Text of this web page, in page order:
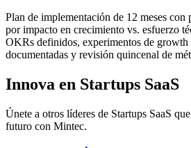
Plan de implementación de 12 meses
por impacto en crecimiento vs. esfuerzo
OKRs definidos, experimentos de growth
documentadas y revisión quincenal de
Innova en Startups SaaS
Únete a otros líderes de Startups SaaS
futuro con Mintec.